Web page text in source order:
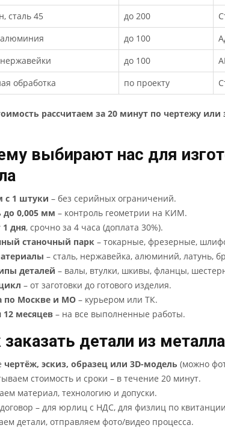
сталь 45
до 200
до 100
до 100
обработка
по проекту
рассчитаем за 20 минут по чертежу или
выбирают нас для
с 1 штуки – без серийных ограничений.
до 0,005 мм – контроль геометрии на КИМ.
дня, срочно за 4 часа (доплата 30%).
станочный парк – токарные, фрезерные,
– сталь, нержавейка, алюминий, латунь,
деталей – валы, втулки, шкивы, фланцы,
– от заготовки до готового изделия.
по Москве и МО – курьером или ТК.
12 месяцев – на все выполненные работы.
детали из металла
чертёж, эскиз, образец или 3D-модель (можно
стоимость и сроки – в течение 20 минут.
материал, технологию и допуски.
– для юрлиц с НДС, для физлиц по
детали, отправляем фото/видео процесса.